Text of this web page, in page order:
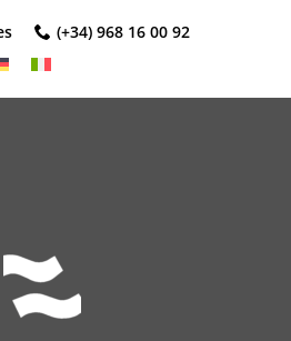
(+34) 968 16 00 92